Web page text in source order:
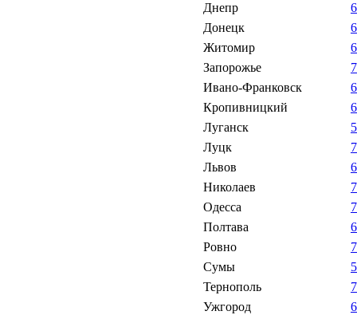
Днепр
Донецк
Житомир
Запорожье
Ивано-Франковск
Кропивницкий
Луганск
Луцк
Львов
Николаев
Одесса
Полтава
Ровно
Сумы
Тернополь
Ужгород